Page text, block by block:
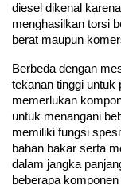
diesel dikenal
menghasilkan torsi
berat maupun
Berbeda dengan
tekanan tinggi untuk
memerlukan
untuk menangani
memiliki fungsi
bahan bakar serta
dalam jangka
beberapa